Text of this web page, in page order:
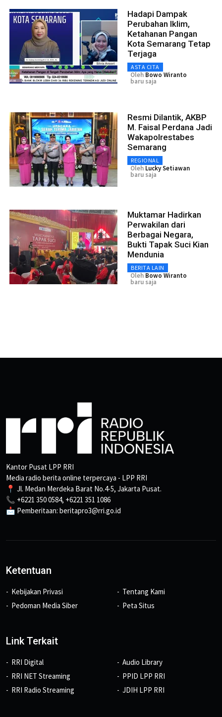
Hadapi Dampak
Perubahan Iklim,
Ketahanan Pangan
Kota Semarang Tetap
Terjaga
ASTA CITA
Oleh Bowo Wiranto
baru saja
Resmi Dilantik, AKBP
M. Faisal Perdana Jadi
Wakapolrestabes
Semarang
REGIONAL
Oleh Lucky Setiawan
baru saja
Muktamar Hadirkan
Perwakilan dari
Berbagai Negara,
Bukti Tapak Suci Kian
Mendunia
BERITA LAIN
Oleh Bowo Wiranto
baru saja
Kantor Pusat LPP RRI
Media radio berita online terpercaya - LPP RRI
📍 Jl. Medan Merdeka Barat No.4-5, Jakarta Pusat.
📞 +6221 350 0584, +6221 351 1086
📩 Pemberitaan: beritapro3@rri.go.id
Ketentuan
Kebijakan Privasi
Pedoman Media Siber
Tentang Kami
Peta Situs
Link Terkait
RRI Digital
RRI NET Streaming
RRI Radio Streaming
Audio Library
PPID LPP RRI
JDIH LPP RRI